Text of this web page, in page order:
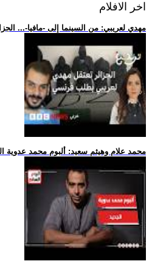
اخر الافلام
.. مهدي لعريبي: من السينما إلى -مافيا-...
.. محمد علام وهيثم سعيد: ألبوم محمد عدوية